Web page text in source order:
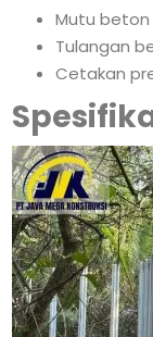
Mutu beton
Tulangan
Cetakan